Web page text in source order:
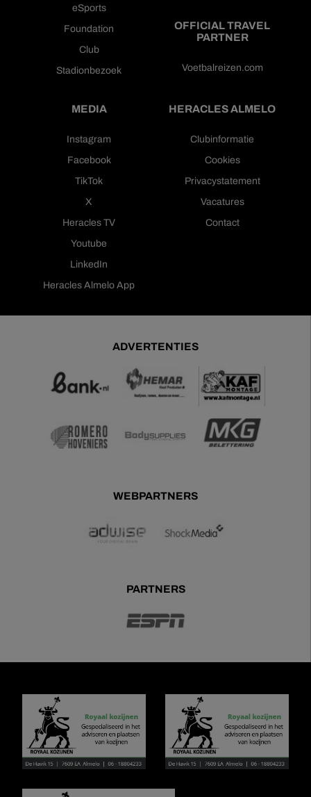
eSports
Foundation
Club
Stadionbezoek
OFFICIAL TRAVEL
PARTNER
Voetbalreizen.com
MEDIA
Instagram
Facebook
TikTok
X
Heracles TV
Youtube
LinkedIn
Heracles Almelo App
HERACLES ALMELO
Clubinformatie
Cookies
Privacystatement
Vacatures
Contact
ADVERTENTIES
WEBPARTNERS
PARTNERS